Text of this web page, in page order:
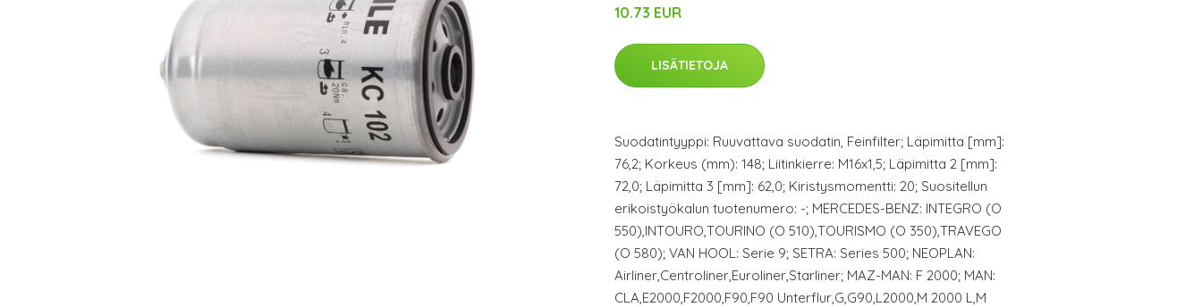
10.73 EUR
LISÄTIETOJA
Suodatintyyppi: Ruuvattava suodatin, Feinfilter; Läpimitta [mm]:
76,2; Korkeus (mm): 148; Liitinkierre: M16x1,5; Läpimitta 2 [mm]:
72,0; Läpimitta 3 [mm]: 62,0; Kiristysmomentti: 20; Suositellun
erikoistyökalun tuotenumero: -; MERCEDES-BENZ: INTEGRO (O
550),INTOURO,TOURINO (O 510),TOURISMO (O 350),TRAVEGO
(O 580); VAN HOOL: Serie 9; SETRA: Series 500; NEOPLAN:
Airliner,Centroliner,Euroliner,Starliner; MAZ-MAN: F 2000; MAN:
CLA,E2000,F2000,F90,F90 Unterflur,G,G90,L2000,M 2000 L,M